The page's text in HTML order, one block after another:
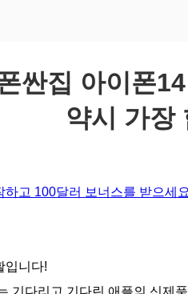
싼집 아이폰
약시 가장
하고 100달러 보너스를 받으세
입니다!
기다리고 기다린 애플의 신제